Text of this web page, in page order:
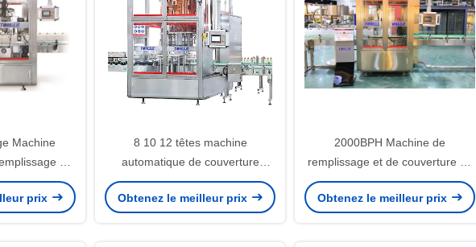
Machine
et
prix
8 10 12 têtes machine
automatique de couverture
pompe rotative 6000BPH
Obtenez le meilleur prix
2000BPH Machine de
remplissage et de couverture en
acier inoxydable 304 à tête
unique
Obtenez le meilleur prix